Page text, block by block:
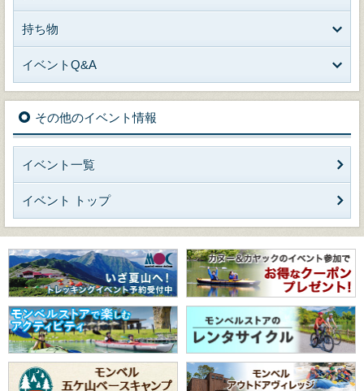
持ち物
イベントQ&A
その他のイベント情報
イベント一覧
イベント トップ